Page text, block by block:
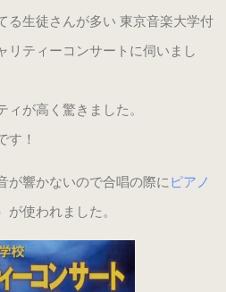
る生徒さんが多い 東京音楽大学付
リティーコンサートに伺いまし
が高く驚きました。
す！
が響かないので合唱の際に ピアノ
が使われました。